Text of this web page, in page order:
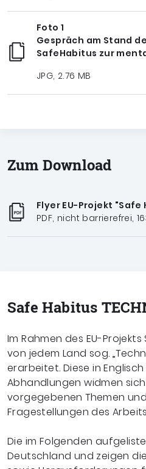
Foto 1
Gespräch am Stand
SafeHabitus zur
JPG, 2.76 MB
Zum Download
Flyer EU-Projekt "Safe
PDF, nicht barrierefrei,
Safe Habitus
Im Rahmen des EU-
von jedem Land sog.
erarbeitet. Diese in
Abhandlungen widmen
vorgegebenen Themen
Fragestellungen des
Die im Folgenden
Deutschland und zeigen